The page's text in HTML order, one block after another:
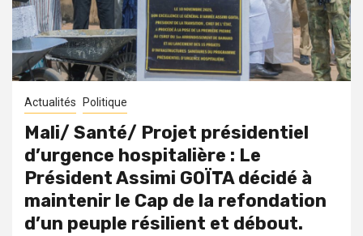
Actualités Politique
Mali/ Santé/ Projet présidentiel
d’urgence hospitalière : Le
Président Assimi GOÏTA décidé à
maintenir le Cap de la refondation
d’un peuple résilient et débout.